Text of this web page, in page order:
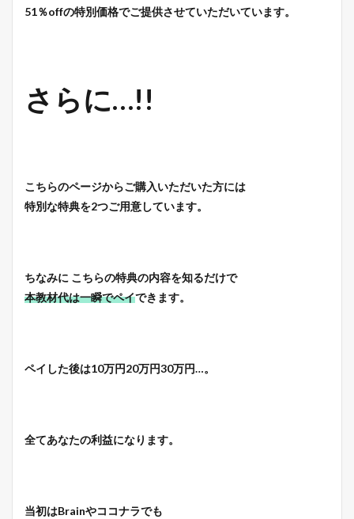
51％offの特別価格でご提供させていただいています。
さらに…!!
こちらのページからご購入いただいた方には
特別な特典を2つご用意しています。
ちなみに こちらの特典の内容を知るだけで
本教材代は一瞬でペイできます。
ペイした後は10万円20万円30万円…。
全てあなたの利益になります。
当初はBrainやココナラでも